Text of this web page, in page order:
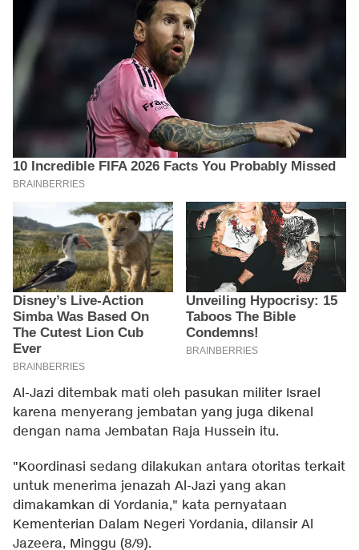
Al-Jazi ditembak mati oleh pasukan militer Israel
karena menyerang jembatan yang juga dikenal
dengan nama Jembatan Raja Hussein itu.
"Koordinasi sedang dilakukan antara otoritas terkait
untuk menerima jenazah Al-Jazi yang akan
dimakamkan di Yordania," kata pernyataan
Kementerian Dalam Negeri Yordania, dilansir Al
Jazeera, Minggu (8/9).